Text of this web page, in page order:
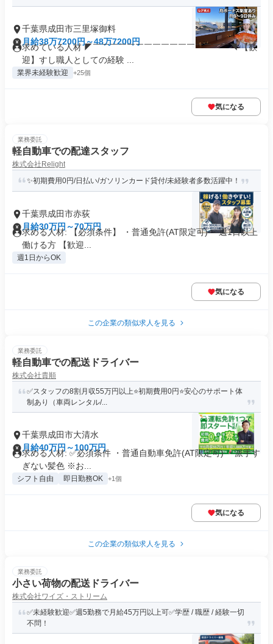
千葉県成田市三里塚御料
月給38万7200円～48万7200円
求めている人材 ◤￣￣￣￣￣￣￣￣￣￣￣￣￣￣￣￣◥ 【歓
迎】すし職人としての経験 ...
業界未経験歓迎 +25個
気になる
業務委託
軽自動車での配達スタッフ
株式会社Relight
✨初期費用0円/日払い/ガソリンカード貸付/未経験者多数活躍中！
千葉県成田市赤荻
月給30万円～70万円
求める人材: 【必須条件】 ・普通免許(AT限定可) ・週1日以上
働ける方 【歓迎...
週1日からOK
気になる
この企業の類似求人を見る
業務委託
軽自動車での配送ドライバー
株式会社貴順
✅スタッフの8割月収55万円以上⭐️初期費用0円⭐️安心のサポート体
制あり（車両レンタル/...
千葉県成田市大清水
月給40万円～100万円
求める人材: ✅️必須条件 ・普通自動車免許(AT限定可) ・派手す
ぎない髪色 ※お...
シフト自由 即日勤務OK +1個
気になる
この企業の類似求人を見る
業務委託
小さい荷物の配送ドライバー
株式会社ワイズ・ストリーム
✅未経験歓迎✅週5勤務で月給45万円以上可✅学歴 / 職歴 / 経験一切
不問！